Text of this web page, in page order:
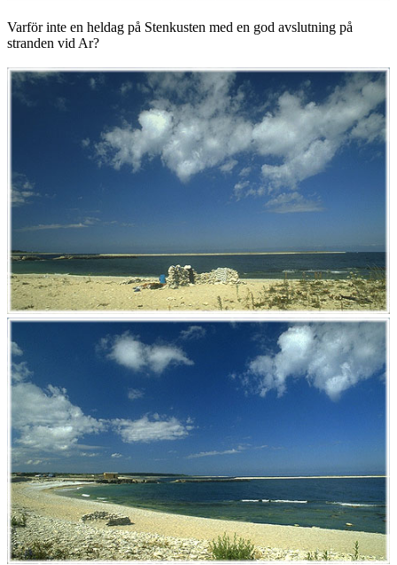
Varför inte en heldag på Stenkusten med en god avslutning på
stranden vid Ar?